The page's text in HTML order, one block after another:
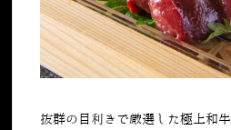
抜群の目利きで厳選した極上和